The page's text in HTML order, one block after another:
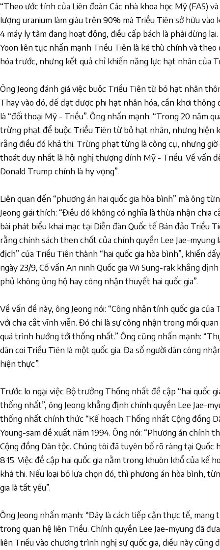
“Theo ước tính của Liên đoàn Các nhà khoa học Mỹ (FAS)
lượng uranium làm giàu trên 90% mà Triều Tiên sở hữu vào
4 máy ly tâm đang hoạt động, điều cấp bách là phải dừng
Yoon liên tục nhấn mạnh Triều Tiên là kẻ thù chính và
hóa trước, nhưng kết quả chỉ khiến năng lực hạt nhân của
Ông Jeong đánh giá việc buộc Triều Tiên từ bỏ hạt nhân
Thay vào đó, để đạt được phi hạt nhân hóa, cần khơi thông
là “đối thoại Mỹ - Triều”. Ông nhấn mạnh: “Trong 20 năm
trừng phạt để buộc Triều Tiên từ bỏ hạt nhân, nhưng hiện
rằng điều đó khả thi. Trừng phạt từng là công cụ, nhưng giờ
thoát duy nhất là hội nghị thượng đỉnh Mỹ - Triều. Về vấn
Donald Trump chính là hy vọng”.
Liên quan đến “phương án hai quốc gia hòa bình” mà ông
Jeong giải thích: “Điều đó không có nghĩa là thừa nhận chia
bài phát biểu khai mạc tại Diễn đàn Quốc tế Bán đảo Triều
rằng chính sách then chốt của chính quyền Lee Jae-myung
địch” của Triều Tiên thành “hai quốc gia hòa bình”, khiến
ngày 23/9, Cố vấn An ninh Quốc gia Wi Sung-rak khẳng
phủ không ủng hộ hay công nhận thuyết hai quốc gia”.
Về vấn đề này, ông Jeong nói: “Công nhận tính quốc gia
với chia cắt vĩnh viễn. Đó chỉ là sự công nhận trong mối
quá trình hướng tới thống nhất.” Ông cũng nhấn mạnh:
dân coi Triều Tiên là một quốc gia. Đa số người dân công
hiện thực”.
Trước lo ngại việc Bộ trưởng Thống nhất đề cập “hai quốc
thống nhất”, ông Jeong khẳng định chính quyền Lee Jae-
thống nhất chính thức “Kế hoạch Thống nhất Cộng đồng
Young-sam đề xuất năm 1994. Ông nói: “Phương án chính
Cộng đồng Dân tộc. Chúng tôi đã tuyên bố rõ ràng tại Quốc
8·15. Việc đề cập hai quốc gia nằm trong khuôn khổ của kế
khả thi. Nếu loại bỏ lựa chọn đó, thì phương án hòa bình,
gia là tất yếu”.
Ông Jeong nhấn mạnh: “Đây là cách tiếp cận thực tế,
trong quan hệ liên Triều. Chính quyền Lee Jae-myung đã
liên Triều vào chương trình nghị sự quốc gia, điều này cũng